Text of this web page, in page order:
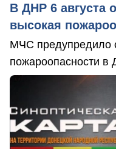
В ДНР 6 августа
высокая
МЧС предупредило
пожароопасности в